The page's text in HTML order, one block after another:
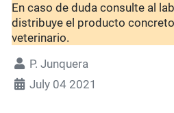
En caso de duda consulte al
distribuye el producto
veterinario.
P. Junquera
July 04 2021